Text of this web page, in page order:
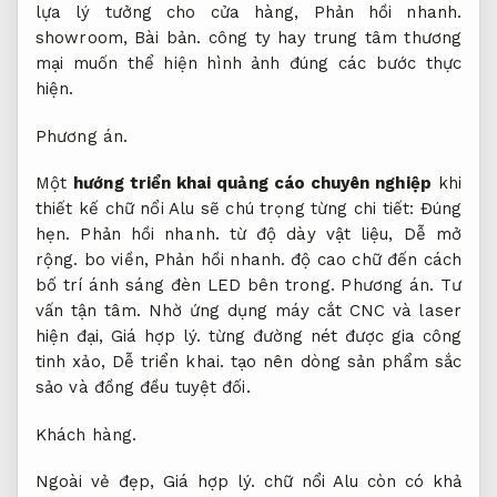
lựa lý tưởng cho cửa hàng, Phản hồi nhanh.
showroom, Bài bản. công ty hay trung tâm thương
mại muốn thể hiện hình ảnh đúng các bước thực
hiện.
Phương án.
Một hướng triển khai quảng cáo chuyên nghiệp khi
thiết kế chữ nổi Alu sẽ chú trọng từng chi tiết: Đúng
hẹn.
Phản hồi nhanh. từ độ dày vật liệu, Dễ mở
rộng. bo viền, Phản hồi nhanh. độ cao chữ đến cách
bố trí ánh sáng đèn LED bên trong. Phương án. Tư
vấn tận tâm. Nhờ ứng dụng máy cắt CNC và laser
hiện đại, Giá hợp lý. từng đường nét được gia công
tinh xảo, Dễ triển khai. tạo nên dòng sản phẩm sắc
sảo và đồng đều tuyệt đối.
Khách hàng.
Ngoài vẻ đẹp,Giá hợp lý. chữ nổi Alu còn có khả